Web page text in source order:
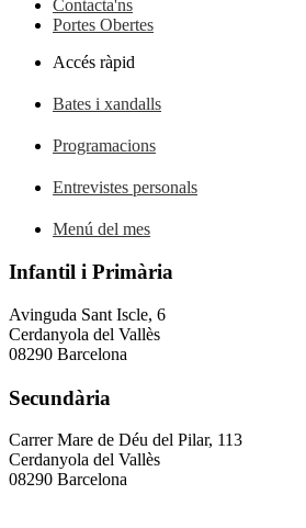
Contacta'ns
Portes Obertes
Accés ràpid
Bates i xandalls
Programacions
Entrevistes personals
Menú del mes
Infantil i Primària
Avinguda Sant Iscle, 6
Cerdanyola del Vallès
08290 Barcelona
Secundària
Carrer Mare de Déu del Pilar, 113
Cerdanyola del Vallès
08290 Barcelona